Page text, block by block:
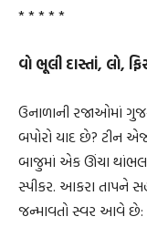
* * * * *
વો ભૂલી દાસ્તાં, લો,
ઉનાળાની રજાઓમાં
બપોરો યાદ છે? ટીન
બાજુમાં એક ઊંચા
સ્પીકર. આકરા તાપને
જન્માવતો સ્વર આવે છે: